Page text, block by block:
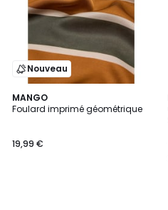
Nouveau
MANGO
Foulard imprimé géométrique
19,99 €